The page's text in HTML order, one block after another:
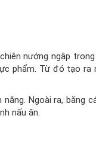
nướng ngập
phẩm. Từ đó tạo ra
Ngoài ra, bằng
nấu ăn.